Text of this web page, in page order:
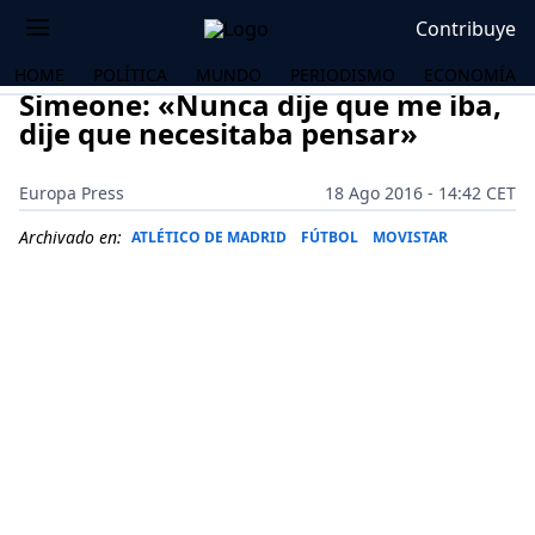
Contribuye
HOME POLÍTICA MUNDO PERIODISMO ECONOMÍA
Simeone: «Nunca dije que me iba,
dije que necesitaba pensar»
Europa Press
18 Ago 2016 - 14:42 CET
Archivado en: ATLÉTICO DE MADRID FÚTBOL MOVISTAR